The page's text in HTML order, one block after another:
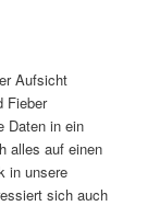
Aufsicht
Fieber
Daten in ein
alles auf einen
in unsere
sich auch